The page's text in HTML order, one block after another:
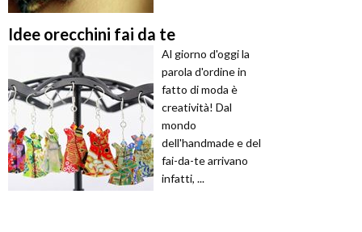
Idee orecchini fai da te
Al giorno d'oggi la
parola d'ordine in
fatto di moda è
creatività! Dal
mondo
dell'handmade e del
fai-da-te arrivano
infatti, ...